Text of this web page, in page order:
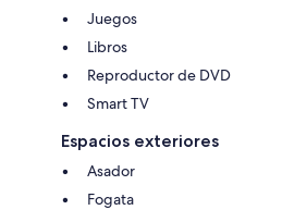
Juegos
Libros
Reproductor de DVD
Smart TV
Espacios exteriores
Asador
Fogata